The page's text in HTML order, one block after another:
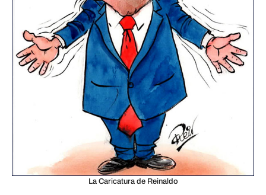
La Caricatura de Reinaldo